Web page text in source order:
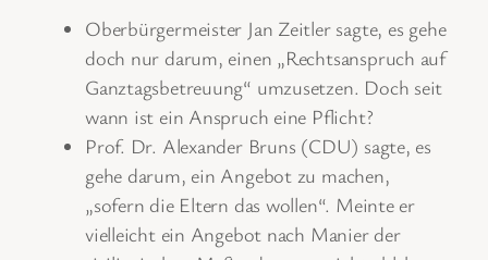
Oberbürgermeister Jan Zeitler sagte, es gehe
doch nur darum, einen „Rechtsanspruch auf
Ganztagsbetreuung“ umzusetzen. Doch seit
wann ist ein Anspruch eine Pflicht?
Prof. Dr. Alexander Bruns (CDU) sagte, es
gehe darum, ein Angebot zu machen,
„sofern die Eltern das wollen“. Meinte er
vielleicht ein Angebot nach Manier der